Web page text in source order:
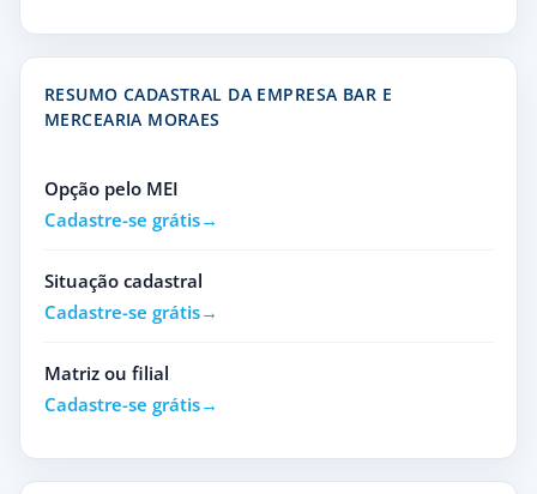
RESUMO CADASTRAL DA EMPRESA BAR E
MERCEARIA MORAES
Opção pelo MEI
Cadastre-se grátis
Situação cadastral
Cadastre-se grátis
Matriz ou filial
Cadastre-se grátis